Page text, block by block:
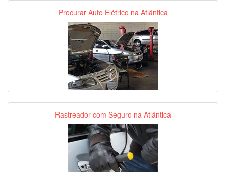
Procurar Auto Elétrico na Atlântica
Rastreador com Seguro na Atlântica